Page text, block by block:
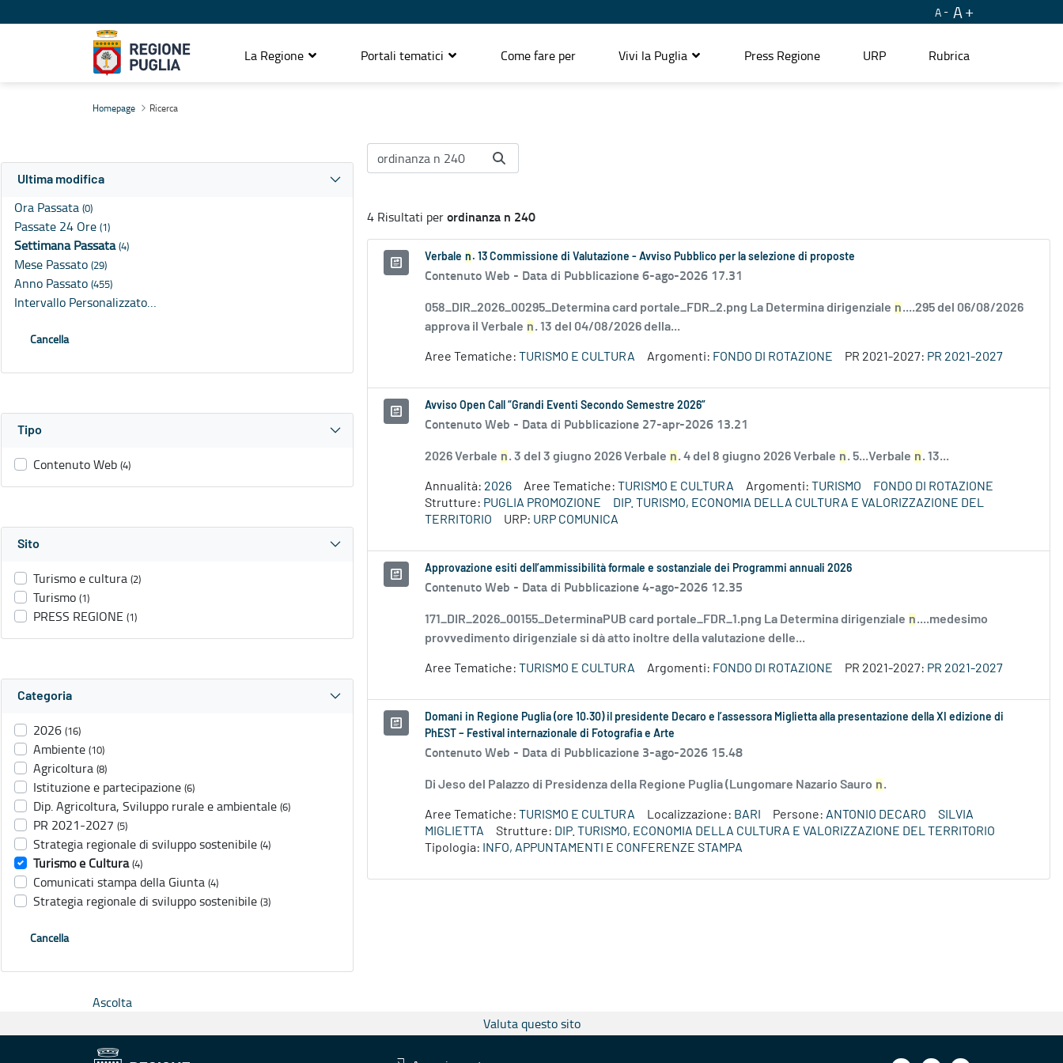
A A
La Regione Portali tematici Come fare per Vivi la Puglia Press Regione URP Rubrica
Homepage Ricerca
Ultima modifica
Ora Passata (0)
Passate 24 Ore (1)
Settimana Passata(4)
Mese Passato (29)
Anno Passato (455)
Intervallo Personalizzato…
Cancella
Tipo
Contenuto Web (4)
Sito
Turismo e cultura (2)
Turismo (1)
PRESS REGIONE (1)
Categoria
2026 (16)
Ambiente (10)
Agricoltura (8)
Istituzione e partecipazione (6)
Dip. Agricoltura, Sviluppo rurale e ambientale (6)
PR 2021-2027 (5)
Strategia regionale di sviluppo sostenibile (4)
Turismo e Cultura (4)
Comunicati stampa della Giunta (4)
Strategia regionale di sviluppo sostenibile (3)
Cancella
4 Risultati perordinanza n 240
Verbale n . 13 Commissione di Valutazione - Avviso Pubblico per la selezione di proposte
Contenuto Web - Data di Pubblicazione 6-ago-2026 17.31
058_DIR_2026_00295_Determina card portale_FDR_2.png La Determina dirigenziale n....295 del 06/08/2026
approva il Verbale n. 13 del 04/08/2026 della...
Aree Tematiche: TURISMO E CULTURA Argomenti: FONDO DI ROTAZIONE PR 2021-2027: PR 2021-2027
Avviso Open Call “Grandi Eventi Secondo Semestre 2026”
Contenuto Web - Data di Pubblicazione 27-apr-2026 13.21
2026 Verbale n. 3 del 3 giugno 2026 Verbale n. 4 del 8 giugno 2026 Verbale n. 5...Verbale n. 13...
Annualità: 2026 Aree Tematiche: TURISMO E CULTURA Argomenti: TURISMO
FONDO DI ROTAZIONE
Strutture: PUGLIA PROMOZIONE
DIP. TURISMO, ECONOMIA DELLA CULTURA E VALORIZZAZIONE DEL
TERRITORIO
URP: URP COMUNICA
Approvazione esiti dell’ammissibilità formale e sostanziale dei Programmi annuali 2026
Contenuto Web - Data di Pubblicazione 4-ago-2026 12.35
171_DIR_2026_00155_DeterminaPUB card portale_FDR_1.png La Determina dirigenziale n....medesimo
provvedimento dirigenziale si dà atto inoltre della valutazione delle...
Aree Tematiche: TURISMO E CULTURA Argomenti: FONDO DI ROTAZIONE PR 2021-2027: PR 2021-2027
Domani in Regione Puglia (ore 10.30) il presidente Decaro e l’assessora Miglietta alla presentazione della XI edizione di
PhEST – Festival internazionale di Fotografia e Arte
Contenuto Web - Data di Pubblicazione 3-ago-2026 15.48
Di Jeso del Palazzo di Presidenza della Regione Puglia (Lungomare Nazario Sauro n.
Aree Tematiche: TURISMO E CULTURA Localizzazione: BARI Persone: ANTONIO DECARO
SILVIA
MIGLIETTA
Strutture: DIP. TURISMO, ECONOMIA DELLA CULTURA E VALORIZZAZIONE DEL TERRITORIO
Tipologia:
INFO, APPUNTAMENTI E CONFERENZE STAMPA
Ascolta
Valuta questo sito